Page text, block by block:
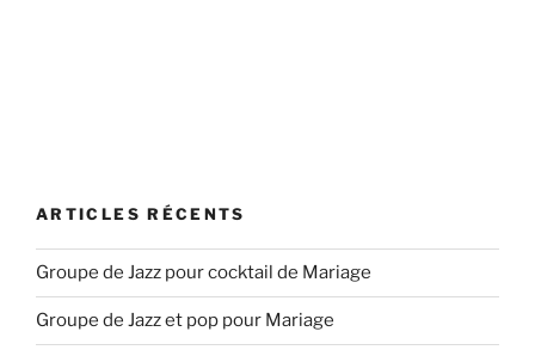
ARTICLES RÉCENTS
Groupe de Jazz pour cocktail de Mariage
Groupe de Jazz et pop pour Mariage